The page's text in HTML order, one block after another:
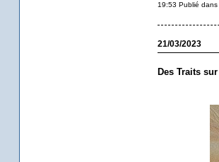
19:53 Publié dans
21/03/2023
Des Traits